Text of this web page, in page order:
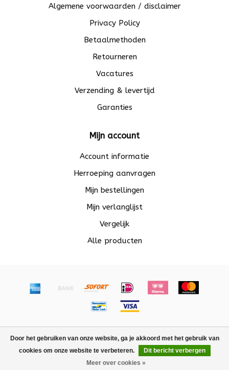
Door het gebruiken van onze website, ga je akkoord met het gebruik van
cookies om onze website te verbeteren.
Dit bericht verbergen
Meer over cookies »
Algemene voorwaarden / disclaimer
Privacy Policy
Betaalmethoden
Retourneren
Vacatures
Verzending & levertijd
Garanties
Mijn account
Account informatie
Herroeping aanvragen
Mijn bestellingen
Mijn verlanglijst
Vergelijk
Alle producten
Lightspeed design
Dyvelopment
FILTERS